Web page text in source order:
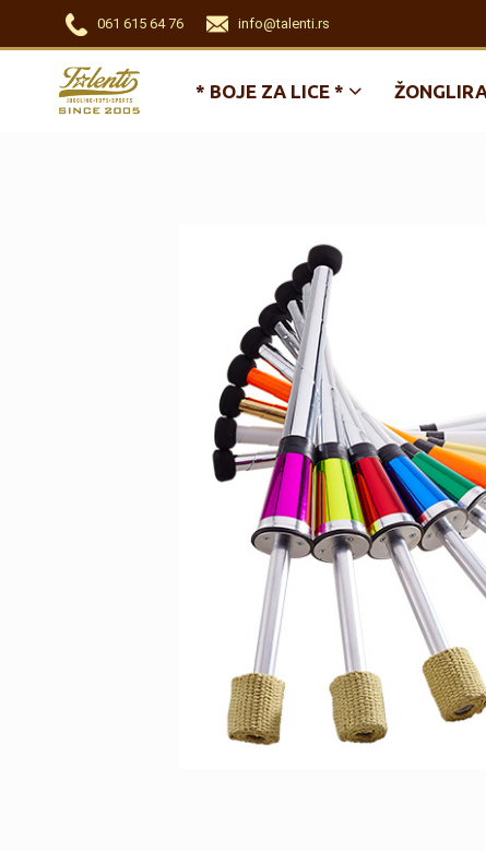
061 615 64 76 info@talenti.rs
* BOJE ZA LICE *